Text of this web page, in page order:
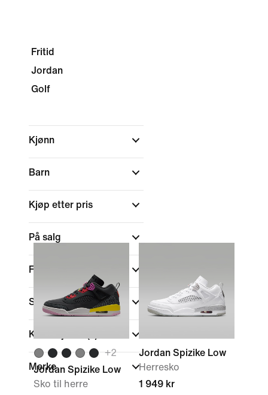
Fritid
Jordan
Golf
Kjønn
Barn
Kjøp etter pris
På salg
Farge
Skohøyde(1)
Kolleksjoner
Merke
+2
Jordan Spizike Low
Sko til herre
Jordan Spizike Low
Herresko
1 949 kr